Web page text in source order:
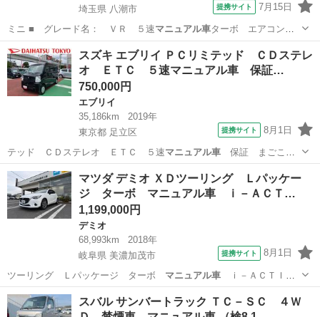
埼玉県 八潮市
提携サイト 7月15日
ミニ ■ グレード名： ＶＲ ５速マニュアル車ターボ エアコン
キーレス ＥＴＣ…
埼玉 八潮市 パジェロ
スズキ エブリイ ＰＣリミテッド ＣＤステレ
オ ＥＴＣ ５速マニュアル車 保証…
750,000円
エブリイ
35,186km
2019年
東京都 足立区
提携サイト 8月1日
テッド ＣＤステレオ ＥＴＣ ５速マニュアル車保証 まごころ
保証 １年間・走行…
東京 足立区 エブリイ
マツダ デミオ ＸＤツーリング Ｌパッケー
ジ ターボ マニュアル車 ｉ－ＡＣＴ…
1,199,000円
デミオ
68,993km
2018年
岐阜県 美濃加茂市
提携サイト 8月1日
ツーリング Ｌパッケージ ターボ マニュアル車ｉ－ＡＣＴＩＶ
ＳＥＮＳＥ 純正Ｌ…
岐阜 美濃加茂市 デミオ
スバル サンバートラック ＴＣ－ＳＣ ４Ｗ